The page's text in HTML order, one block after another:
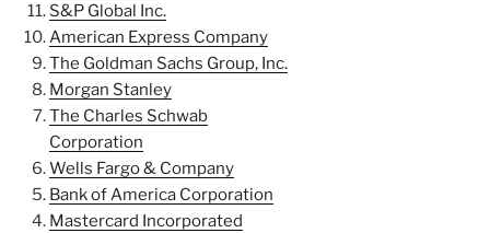
S&P Global Inc.
American Express Company
The Goldman Sachs Group, Inc.
Morgan Stanley
The Charles Schwab
Corporation
Wells Fargo & Company
Bank of America Corporation
Mastercard Incorporated